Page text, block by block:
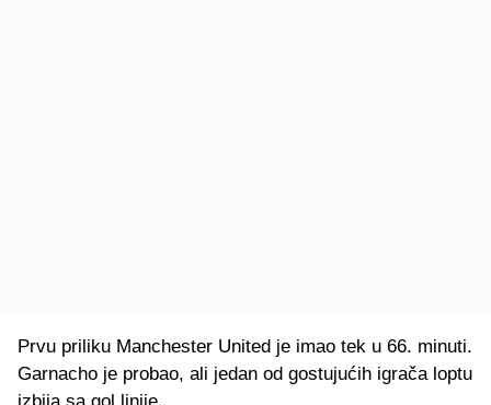
Prvu priliku Manchester United je imao tek u 66. minuti.
Garnacho je probao, ali jedan od gostujućih igrača loptu